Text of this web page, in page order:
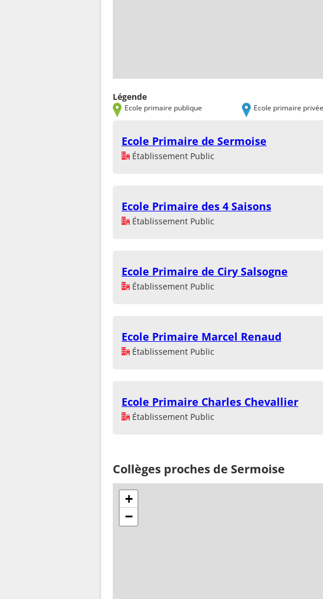
Légende
Ecole primaire publique Ecole primaire privée
Ecole Primaire de Sermoise
Établissement Public
Ecole Primaire des 4 Saisons
Établissement Public
Ecole Primaire de Ciry Salsogne
Établissement Public
Ecole Primaire Marcel Renaud
Établissement Public
Ecole Primaire Charles Chevallier
Établissement Public
Collèges proches de Sermoise
+
−